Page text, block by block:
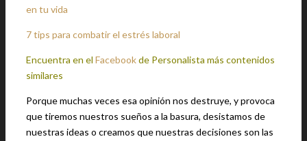
en tu vida
7 tips para combatir el estrés laboral
Encuentra en el Facebookde Personalista más contenidos
similares
Porque muchas veces esa opinión nos destruye, y provoca
que tiremos nuestros sueños a la basura, desistamos de
nuestras ideas o creamos que nuestras decisiones son las